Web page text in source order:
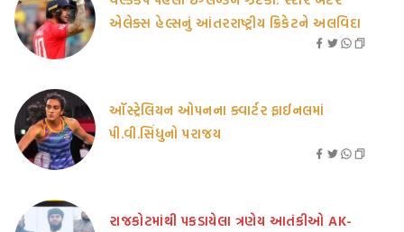
એલેક્સ હેલ્સનું આંતરરાષ્ટ્રીય ક્રિકેટને અલવિદા
ઑસ્ટ્રેલિયન ઓપનના ક્વાર્ટર ફાઈનલમાં
પી.વી.સિંધુનો પરાજય
રાજકોટમાંથી પકડાયેલા ત્રણેય આતંકીઓ AK-